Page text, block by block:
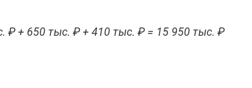
₽ + 650 тыс. ₽ + 410 тыс. ₽ = 15 950 тыс. ₽